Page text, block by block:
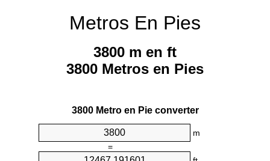
Metros En Pies
3800 m en ft
3800 Metros en Pies
3800 Metro en Pie converter
m
=